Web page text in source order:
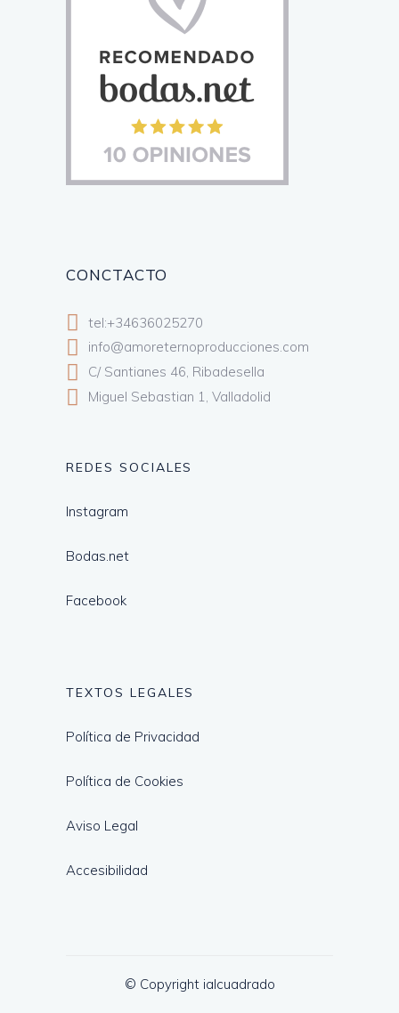
CONCTACTO
tel:+34636025270
info@amoreternoproducciones.com
C/ Santianes 46, Ribadesella
Miguel Sebastian 1, Valladolid
REDES SOCIALES
Instagram
Bodas.net
Facebook
TEXTOS LEGALES
Política de Privacidad
Política de Cookies
Aviso Legal
Accesibilidad
© Copyright ialcuadrado